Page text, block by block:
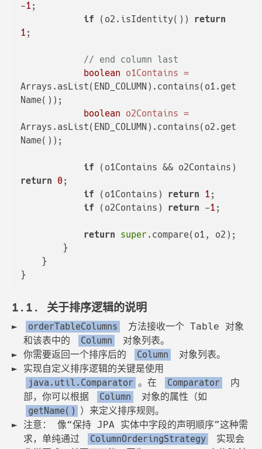
-1;
if (o2.isIdentity()) return
1;
// end column last
boolean
o1Contains =
Arrays.asList(END_COLUMN).contains(o1.get
Name());
boolean
o2Contains =
Arrays.asList(END_COLUMN).contains(o2.get
Name());
if
return
0;
if (o1Contains) return 1;
if (o2Contains) return -1;
return super.compare(o1, o2);
1.1. 关于排序逻辑的说明
orderTableColumns
方法接收一个 Table 对象
和该表中的
Column
对象列表。
你需要返回一个排序后的
Column
对象列表。
实现自定义排序逻辑的关键是使用
java.util.Comparator 。在 Comparator
内
部，你可以根据
Column 对象的属性（如
getName()
）来定义排序规则。
注意： 像“保持 JPA 实体中字段的声明顺序”这种需
求，单纯通过
ColumnOrderingStrategy
实现会